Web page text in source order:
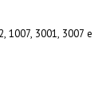
1007, 3001, 3007 e